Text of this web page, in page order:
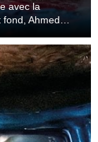
avec la
Ahmed